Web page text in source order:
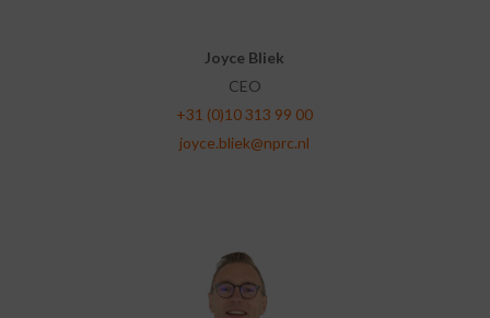
Joyce Bliek
CEO
+31 (0)10 313 99 00
joyce.bliek@nprc.nl